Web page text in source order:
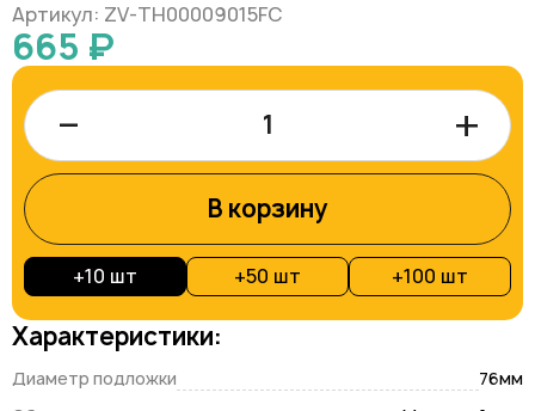
Артикул: ZV-TH00009015FC
665 ₽
– +
В корзину
+10 шт +50 шт +100 шт
Характеристики:
Диаметр подложки
76мм